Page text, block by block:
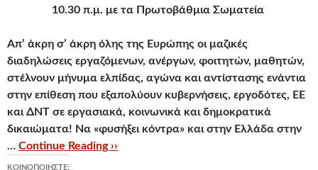
10.30 π.μ. με τα Πρωτοβάθμια Σωματεία
Απ’ άκρη σ’ άκρη όλης της Ευρώπης οι μαζικές
διαδηλώσεις εργαζόμενων, ανέργων, φοιτητών, μαθητών,
στέλνουν μήνυμα ελπίδας, αγώνα και αντίστασης ενάντια
στην επίθεση που εξαπολύουν κυβερνήσεις, εργοδότες, ΕΕ
και ΔΝΤ σε εργασιακά, κοινωνικά και δημοκρατικά
δικαιώματα! Να «φυσήξει κόντρα» και στην Ελλάδα στην
… Continue Reading ››
ΚΟΙΝΟΠΟΙΉΣΤΕ: